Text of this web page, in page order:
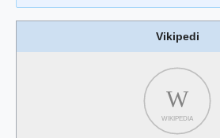
Vikipedi
W
WIKIPEDIA